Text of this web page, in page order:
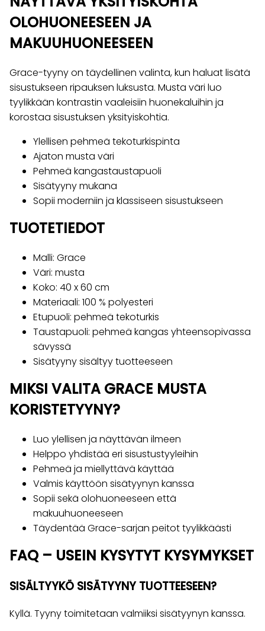
OLOHUONEESEEN JA
MAKUUHUONEESEEN
Grace-tyyny on täydellinen valinta, kun haluat lisätä
sisustukseen ripauksen luksusta. Musta väri luo
tyylikkään kontrastin vaaleisiin huonekaluihin ja
korostaa sisustuksen yksityiskohtia.
Ylellisen pehmeä tekoturkispinta
Ajaton musta väri
Pehmeä kangastaustapuoli
Sisätyyny mukana
Sopii moderniin ja klassiseen sisustukseen
TUOTETIEDOT
Malli: Grace
Väri: musta
Koko: 40 x 60 cm
Materiaali: 100 % polyesteri
Etupuoli: pehmeä tekoturkis
Taustapuoli: pehmeä kangas yhteensopivassa
sävyssä
Sisätyyny sisältyy tuotteeseen
MIKSI VALITA GRACE MUSTA
KORISTETYYNY?
Luo ylellisen ja näyttävän ilmeen
Helppo yhdistää eri sisustustyyleihin
Pehmeä ja miellyttävä käyttää
Valmis käyttöön sisätyynyn kanssa
Sopii sekä olohuoneeseen että
makuuhuoneeseen
Täydentää Grace-sarjan peitot tyylikkäästi
FAQ – USEIN KYSYTYT KYSYMYKSET
SISÄLTYYKÖ SISÄTYYNY TUOTTEESEEN?
Kyllä. Tyyny toimitetaan valmiiksi sisätyynyn kanssa.